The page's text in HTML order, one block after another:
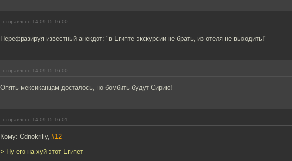
отправлено 14.09.15 16:00
Перефразируя известный анекдот: "в Египте экскурсии не брать, из отеля не выходить!"
отправлено 14.09.15 16:00
Опять мексиканцам досталось, но бомбить будут Сирию!
отправлено 14.09.15 16:01
Кому: Odnokriliy, #12
> Ну его на хуй этот Египет